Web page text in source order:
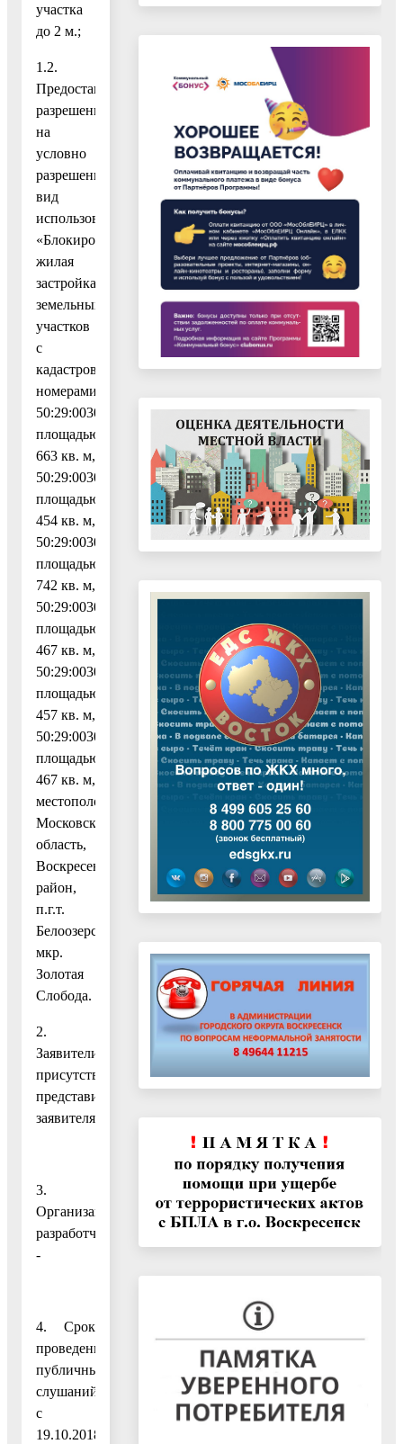
участка
до 2 м.;
1.2.
Предоставление
разрешения
на
условно
разрешенный
вид
использования
«Блокированная
жилая
застройка»
земельных
участков
с
кадастровыми
номерами
50:29:0030102:4155,
площадью
663 кв. м,
50:29:0030102:4156,
площадью
454 кв. м,
50:29:0030102:4157,
площадью
742 кв. м,
50:29:0030102:4158,
площадью
467 кв. м,
50:29:0030102:4159,
площадью
457 кв. м,
50:29:0030102:4160
площадью
467 кв. м,
местоположение:
Московская
область,
Воскресенский
район,
п.г.т.
Белоозерский,
мкр.
Золотая
Слобода.
2.
Заявители:
присутствует
представитель
заявителя.
3.
Организация
разработчик:
-
4. Срок
проведения
публичных
слушаний:
с
19.10.2018